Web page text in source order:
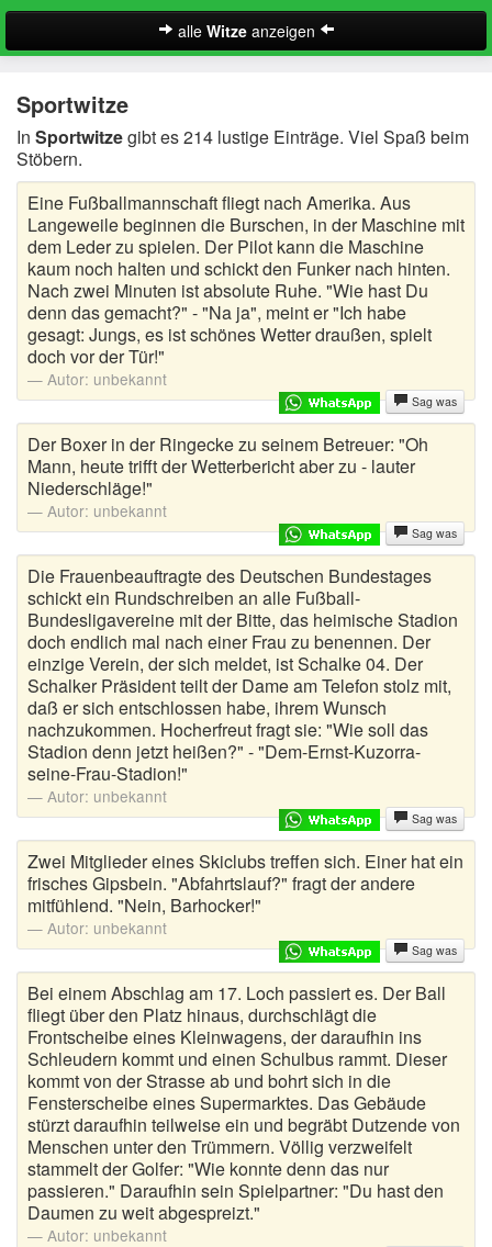
alle Witzeanzeigen
A-Klasse Witze
Akademiker Witze
Al Bundy Sprüche
Alle Kinder Sprüche
Anrufbeantworter Ansagen
Antiwitze
Anwaltswitze
Arbeitswitze
Arztwitze
Autoaufkleber Sprüche
Bankerwitze
Bart Simpson Sprüche
Bauernregeln
Bauernwitze
Bayern Witze
Beamtenwitze
Bierwitze
Bill Clinton Witze
Blondinenwitze
Böse Witze
Bundeswehr Witze
Bürowitze
Chinesen Witze
Chuck Norris Witze
Computerwitze
Sportwitze
In Sportwitzegibt es 214 lustige Einträge. Viel Spaß beim
Stöbern.
Eine Fußballmannschaft fliegt nach Amerika. Aus
Langeweile beginnen die Burschen, in der Maschine mit
dem Leder zu spielen. Der Pilot kann die Maschine
kaum noch halten und schickt den Funker nach hinten.
Nach zwei Minuten ist absolute Ruhe. "Wie hast Du
denn das gemacht?" - "Na ja", meint er "Ich habe
gesagt: Jungs, es ist schönes Wetter draußen, spielt
doch vor der Tür!"
Autor: unbekannt
Sag was
Der Boxer in der Ringecke zu seinem Betreuer: "Oh
Mann, heute trifft der Wetterbericht aber zu - lauter
Niederschläge!"
Autor: unbekannt
Sag was
Die Frauenbeauftragte des Deutschen Bundestages
schickt ein Rundschreiben an alle Fußball-
Bundesligavereine mit der Bitte, das heimische Stadion
doch endlich mal nach einer Frau zu benennen. Der
einzige Verein, der sich meldet, ist Schalke 04. Der
Schalker Präsident teilt der Dame am Telefon stolz mit,
daß er sich entschlossen habe, ihrem Wunsch
nachzukommen. Hocherfreut fragt sie: "Wie soll das
Stadion denn jetzt heißen?" - "Dem-Ernst-Kuzorra-
seine-Frau-Stadion!"
Autor: unbekannt
Sag was
Zwei Mitglieder eines Skiclubs treffen sich. Einer hat ein
frisches Gipsbein. "Abfahrtslauf?" fragt der andere
mitfühlend. "Nein, Barhocker!"
Autor: unbekannt
Sag was
Bei einem Abschlag am 17. Loch passiert es. Der Ball
fliegt über den Platz hinaus, durchschlägt die
Frontscheibe eines Kleinwagens, der daraufhin ins
Schleudern kommt und einen Schulbus rammt. Dieser
kommt von der Strasse ab und bohrt sich in die
Fensterscheibe eines Supermarktes. Das Gebäude
stürzt daraufhin teilweise ein und begräbt Dutzende von
Menschen unter den Trümmern. Völlig verzweifelt
stammelt der Golfer: "Wie konnte denn das nur
passieren." Daraufhin sein Spielpartner: "Du hast den
Daumen zu weit abgespreizt."
Autor: unbekannt